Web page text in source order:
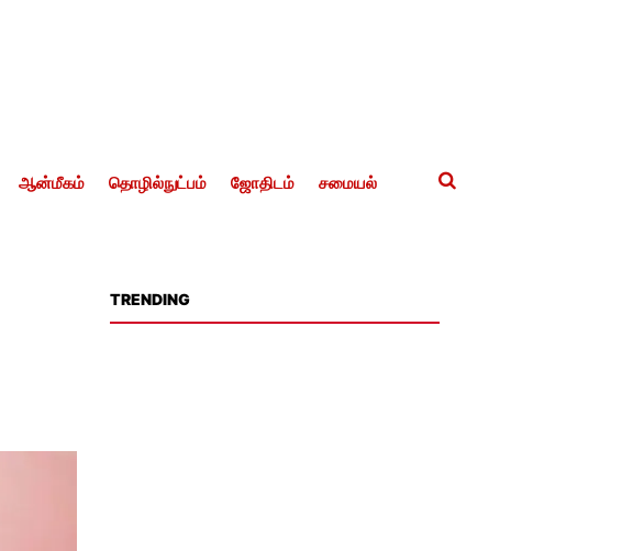
ஆன்மீகம் தொழில்நுட்பம் ஜோதிடம் சமையல்
TRENDING